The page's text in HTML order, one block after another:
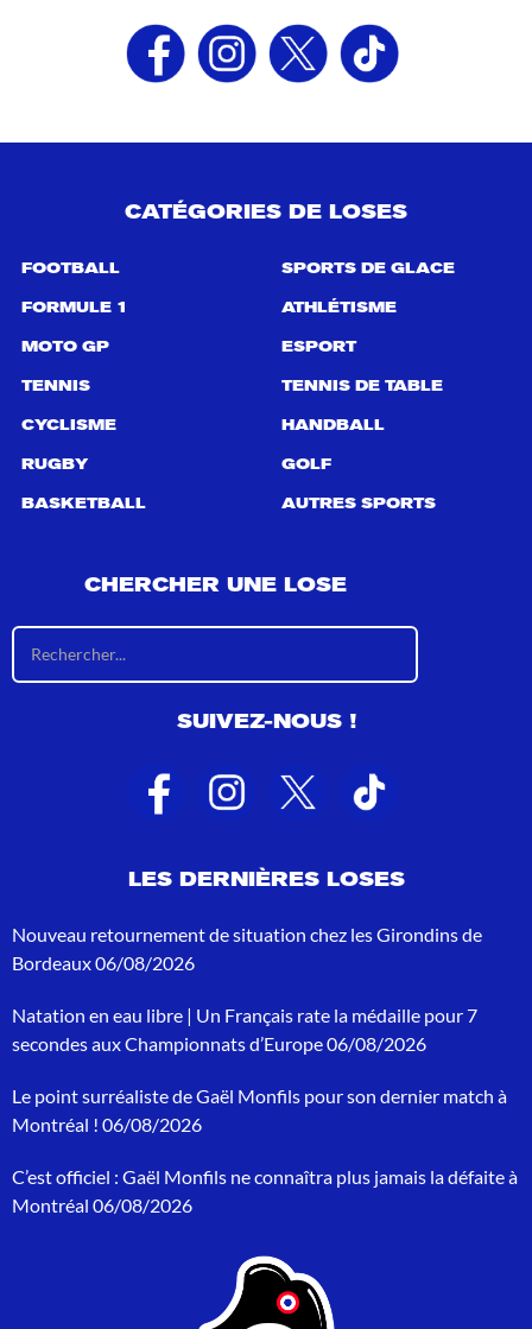
CATÉGORIES DE LOSES
FOOTBALL
FORMULE 1
MOTO GP
TENNIS
CYCLISME
RUGBY
BASKETBALL
SPORTS DE GLACE
ATHLÉTISME
ESPORT
TENNIS DE TABLE
HANDBALL
GOLF
AUTRES SPORTS
CHERCHER UNE LOSE
s
l
a
t
s
r
c
c
h
p
o
:
SUIVEZ-NOUS !
LES DERNIÈRES LOSES
Nouveau retournement de situation chez les Girondins de
Bordeaux06/08/2026
Natation en eau libre | Un Français rate la médaille pour 7
secondes aux Championnats d’Europe06/08/2026
Le point surréaliste de Gaël Monfils pour son dernier match à
Montréal ! 06/08/2026
C’est officiel : Gaël Monfils ne connaîtra plus jamais la défaite à
Montréal 06/08/2026